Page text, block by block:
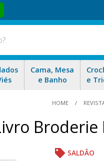
Cama, Mesa
e Banho
e
HOME
Broderie
SALDÃO